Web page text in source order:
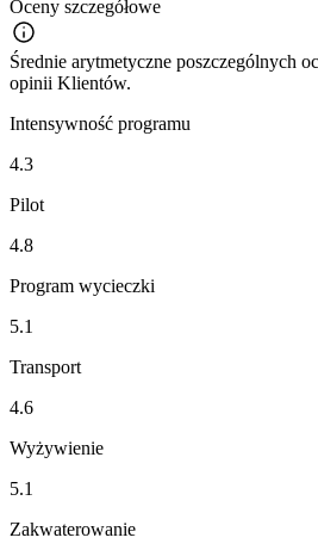
Oceny szczegółowe
Średnie arytmetyczne poszczególnych
opinii Klientów.
Intensywność programu
4.3
Pilot
4.8
Program wycieczki
5.1
Transport
4.6
Wyżywienie
5.1
Zakwaterowanie